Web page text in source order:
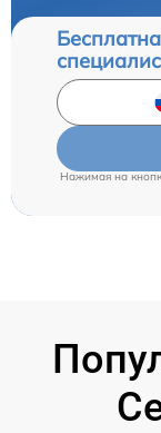
Нажимая на